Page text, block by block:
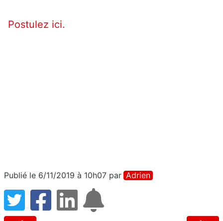
Postulez ici.
Publié le 6/11/2019 à 10h07 par Adrien